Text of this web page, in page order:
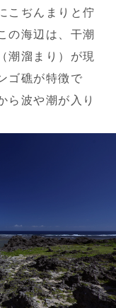
こぢんまりと佇
の海辺は、干潮
潮溜まり）が現
ゴ礁が特徴で
ら波や潮が入り